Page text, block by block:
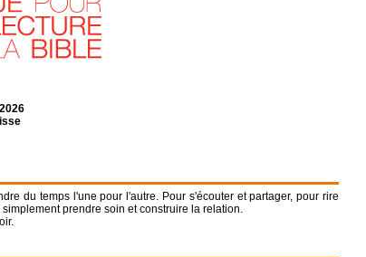
du temps l'une pour l'autre. Pour s'écouter et partager, pour rire
prendre soin et construire la relation.